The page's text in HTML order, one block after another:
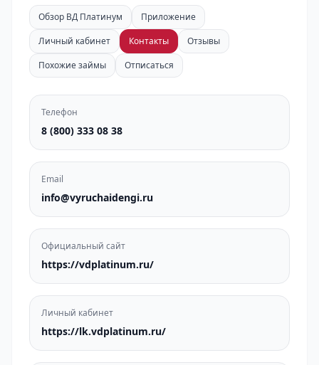
Обзор ВД Платинум
Приложение
Личный кабинет
Контакты
Отзывы
Похожие займы
Отписаться
Телефон
8 (800) 333 08 38
Email
info@vyruchaidengi.ru
Официальный сайт
https://vdplatinum.ru/
Личный кабинет
https://lk.vdplatinum.ru/